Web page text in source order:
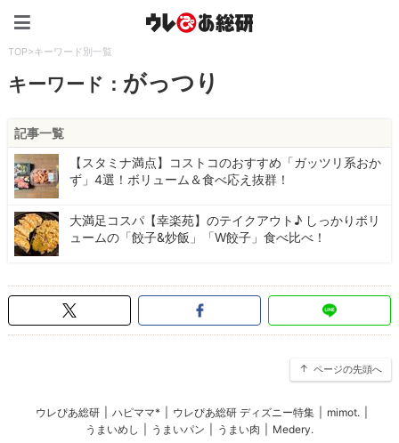
TOP>キーワード別一覧
キーワード： がっつり
記事一覧
【スタミナ満点】コストコのおすすめ「ガッツリ系おか
ず」4選！ボリューム＆食べ応え抜群！
大満足コスパ【幸楽苑】のテイクアウト♪ しっかりボリ
ュームの「餃子&炒飯」「W餃子」食べ比べ！
ページの先頭へ
ウレぴあ総研 ハピママ* ウレぴあ総研 ディズニー特集 mimot.
うまいめし
うまいパン うまい肉 Medery.